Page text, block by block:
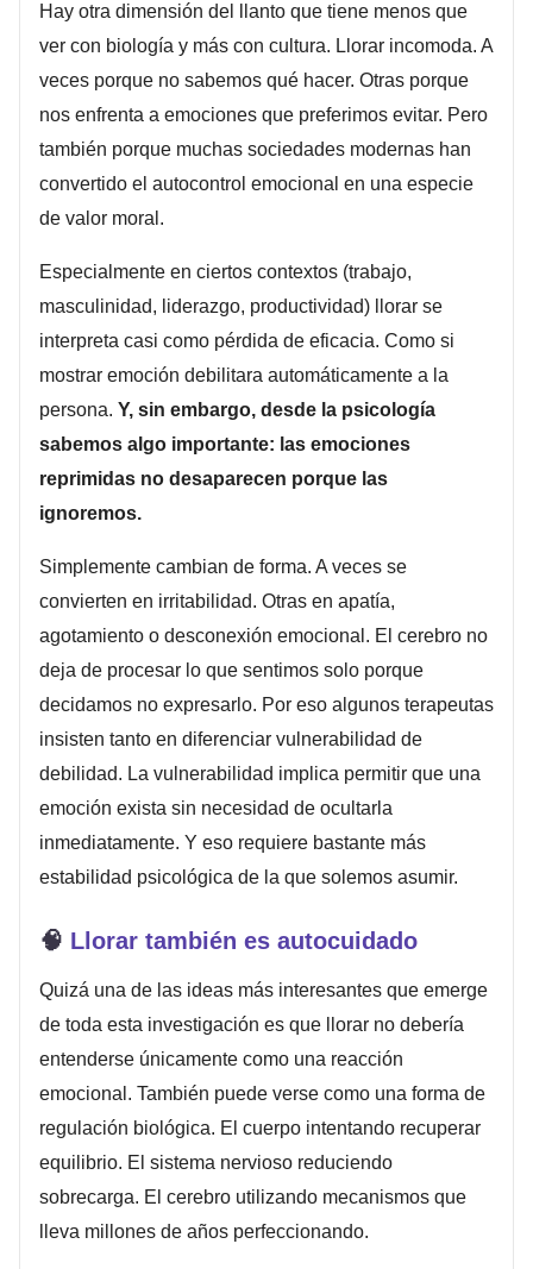
Hay otra dimensión del llanto que tiene menos que
ver con biología y más con cultura. Llorar incomoda. A
veces porque no sabemos qué hacer. Otras porque
nos enfrenta a emociones que preferimos evitar. Pero
también porque muchas sociedades modernas han
convertido el autocontrol emocional en una especie
de valor moral.
Especialmente en ciertos contextos (trabajo,
masculinidad, liderazgo, productividad) llorar se
interpreta casi como pérdida de eficacia. Como si
mostrar emoción debilitara automáticamente a la
persona. Y, sin embargo, desde la psicología
sabemos algo importante: las emociones
reprimidas no desaparecen porque las
ignoremos.
Simplemente cambian de forma. A veces se
convierten en irritabilidad. Otras en apatía,
agotamiento o desconexión emocional. El cerebro no
deja de procesar lo que sentimos solo porque
decidamos no expresarlo. Por eso algunos terapeutas
insisten tanto en diferenciar vulnerabilidad de
debilidad. La vulnerabilidad implica permitir que una
emoción exista sin necesidad de ocultarla
inmediatamente. Y eso requiere bastante más
estabilidad psicológica de la que solemos asumir.
🧠 Llorar también es autocuidado
Quizá una de las ideas más interesantes que emerge
de toda esta investigación es que llorar no debería
entenderse únicamente como una reacción
emocional. También puede verse como una forma de
regulación biológica. El cuerpo intentando recuperar
equilibrio. El sistema nervioso reduciendo
sobrecarga. El cerebro utilizando mecanismos que
lleva millones de años perfeccionando.